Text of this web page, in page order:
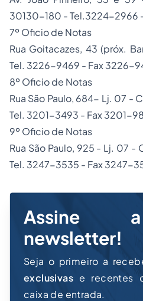
30130-180 - Tel.3224-2966
7º Oficio de Notas
Rua Goitacazes, 43 (próx.
Tel. 3226-9469 - Fax 3226-
8º Oficio de Notas
Rua São Paulo, 684- Lj. 07 -
Tel. 3201-3493 - Fax 3201-
9º Oficio de Notas
Rua São Paulo, 925 - Lj. 07 -
Tel. 3247-3535 - Fax 3247-
Assine
newsletter!
Seja o primeiro a
exclusivas e recentes
caixa de entrada.